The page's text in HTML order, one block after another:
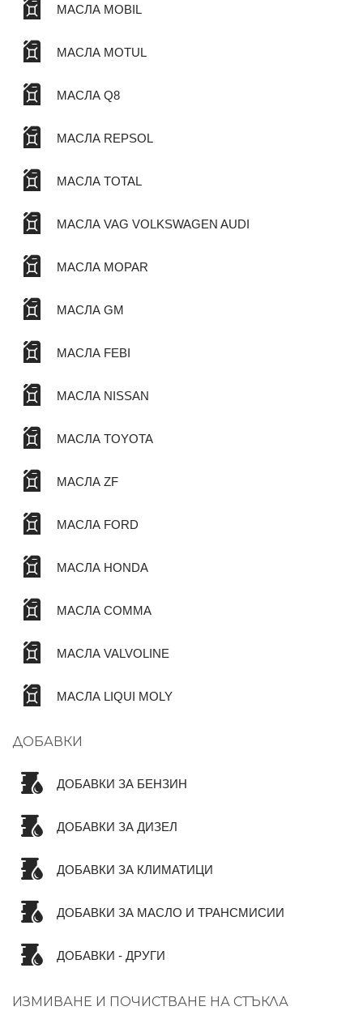
МАСЛА MOBIL
МАСЛА MOTUL
МАСЛА Q8
МАСЛА REPSOL
МАСЛА TOTAL
МАСЛА VAG VOLKSWAGEN AUDI
МАСЛА MOPAR
МАСЛА GM
МАСЛА FEBI
МАСЛА NISSAN
МАСЛА TOYOTA
МАСЛА ZF
МАСЛА FORD
МАСЛА HONDA
МАСЛА COMMA
МАСЛА VALVOLINE
МАСЛА LIQUI MOLY
ДОБАВКИ
ДОБАВКИ ЗА БЕНЗИН
ДОБАВКИ ЗА ДИЗЕЛ
ДОБАВКИ ЗА КЛИМАТИЦИ
ДОБАВКИ ЗА МАСЛО И ТРАНСМИСИИ
ДОБАВКИ - ДРУГИ
ИЗМИВАНЕ И ПОЧИСТВАНЕ НА СТЪКЛА